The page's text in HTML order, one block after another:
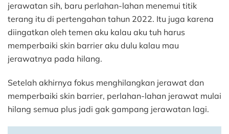
jerawatan sih, baru perlahan-lahan menemui titik
terang itu di pertengahan tahun 2022. Itu juga karena
diingatkan oleh temen aku kalau aku tuh harus
memperbaiki skin barrier aku dulu kalau mau
jerawatnya pada hilang.
Setelah akhirnya fokus menghilangkan jerawat dan
memperbaiki skin barrier, perlahan-lahan jerawat mulai
hilang semua plus jadi gak gampang jerawatan lagi.